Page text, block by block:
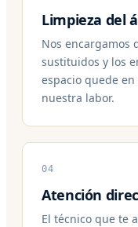
Limpieza del
Nos encargamos
sustituidos y los
espacio quede
nuestra labor.
04
Atención
El técnico que te